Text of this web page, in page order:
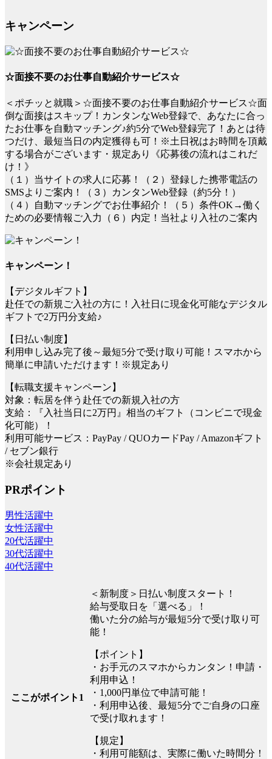
キャンペーン
☆面接不要のお仕事自動紹介サービス☆
＜ポチッと就職＞☆面接不要のお仕事自動紹介サービス☆面
倒な面接はスキップ！カンタンなWeb登録で、あなたに合っ
たお仕事を自動マッチング♪約5分でWeb登録完了！あとは待
つだけ、最短当日の内定獲得も可！※土日祝はお時間を頂戴
する場合がございます・規定あり《応募後の流れはこれだ
け！》
（１）当サイトの求人に応募！（２）登録した携帯電話の
SMSよりご案内！（３）カンタンWeb登録（約5分！）
（４）自動マッチングでお仕事紹介！（５）条件OK→働く
ための必要情報ご入力（６）内定！当社より入社のご案内
キャンペーン！
【デジタルギフト】
赴任での新規ご入社の方に！入社日に現金化可能なデジタル
ギフトで2万円分支給♪
【日払い制度】
利用申し込み完了後～最短5分で受け取り可能！スマホから
簡単に申請いただけます！※規定あり
【転職支援キャンペーン】
対象：転居を伴う赴任での新規入社の方
支給：『入社当日に2万円』相当のギフト（コンビニで現金
化可能）！
利用可能サービス：PayPay / QUOカードPay / Amazonギフト
/ セブン銀行
※会社規定あり
PRポイント
男性活躍中
女性活躍中
20代活躍中
30代活躍中
40代活躍中
ここがポイント1
＜新制度＞日払い制度スタート！
給与受取日を「選べる」！
働いた分の給与が最短5分で受け取り可
能！
【ポイント】
・お手元のスマホからカンタン！申請・
利用申込！
・1,000円単位で申請可能！
・利用申込後、最短5分でご自身の口座
で受け取れます！
【規定】
・利用可能額は、実際に働いた時間分！